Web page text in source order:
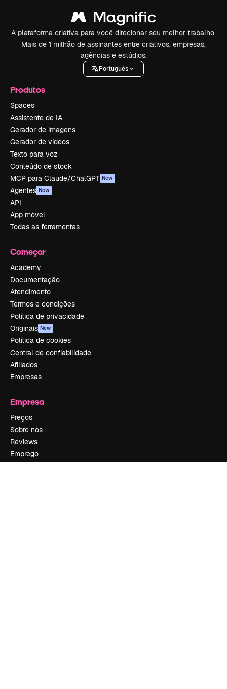
A plataforma criativa para você direcionar seu melhor trabalho.
Mais de 1 milhão de assinantes entre criativos, empresas,
agências e estúdios.
Português
Produtos
Spaces
Assistente de IA
Gerador de imagens
Gerador de vídeos
Texto para voz
Conteúdo de stock
MCP para Claude/ChatGPT New
Agentes New
API
App móvel
Todas as ferramentas
Começar
Academy
Documentação
Atendimento
Termos e condições
Política de privacidade
Originais New
Política de cookies
Central de confiabilidade
Afiliados
Empresas
Empresa
Preços
Sobre nós
Reviews
Emprego